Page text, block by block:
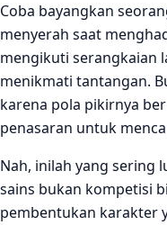
FAQ
Apa manfaat
Apakah anak harus
sains?
Bagaimana cara
Coba bayangkan
menyerah saat
mengikuti serangkaian
menikmati tantangan.
karena pola pikirnya
penasaran untuk
Nah, inilah yang sering
sains bukan kompetisi
pembentukan karakter